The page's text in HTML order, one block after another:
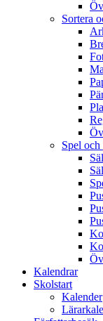
Sortera
Spel och
Kalendrar
Skolstart
Kalender